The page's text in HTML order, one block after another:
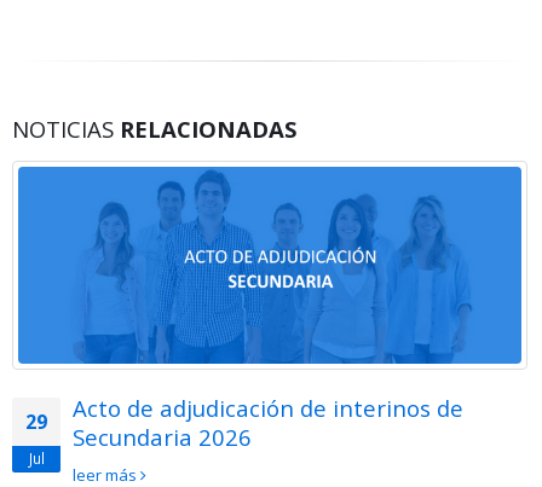
NOTICIAS RELACIONADAS
29
Jul
Acto de adjudicación de interinos de
Secundaria 2026
leer más